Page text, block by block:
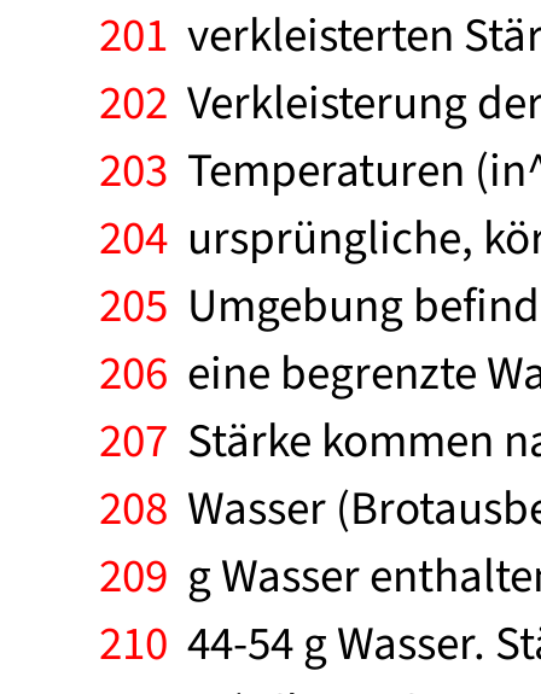
201 verkleisterten
202 Verkleisterung
203 Temperaturen
204 ursprüngliche,
205 Umgebung
206 eine begrenzte
207 Stärke kommen
208 Wasser
209 g Wasser
210 44-54 g Wasser.